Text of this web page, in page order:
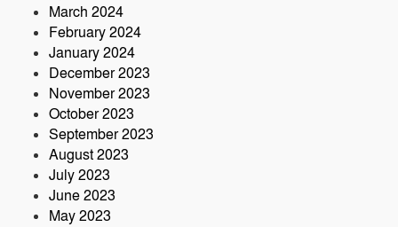
March 2024
February 2024
January 2024
December 2023
November 2023
October 2023
September 2023
August 2023
July 2023
June 2023
May 2023